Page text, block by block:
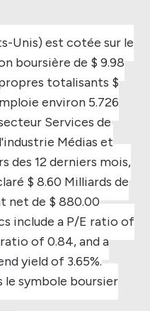
Unis) est cotée sur le
boursière de $ 9.98
totalisants $
environ 5.726
Services de
Médias et
des 12 derniers mois,
$ 8.60 Milliards de
net de $ 880.00
include a P/E ratio of
of 0.84, and a
yield of 3.65%.
le symbole boursier